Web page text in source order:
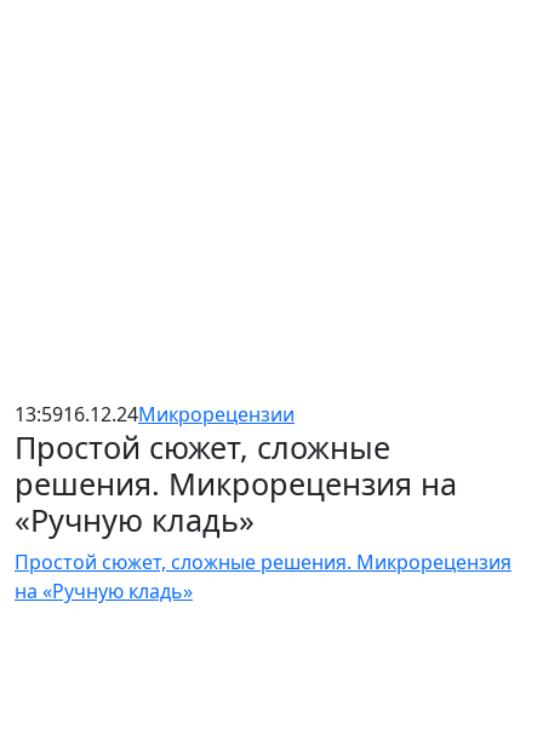
13:5916.12.24Микрорецензии
Простой сюжет, сложные
решения. Микрорецензия на
«Ручную кладь»
Простой сюжет, сложные решения. Микрорецензия
на «Ручную кладь»